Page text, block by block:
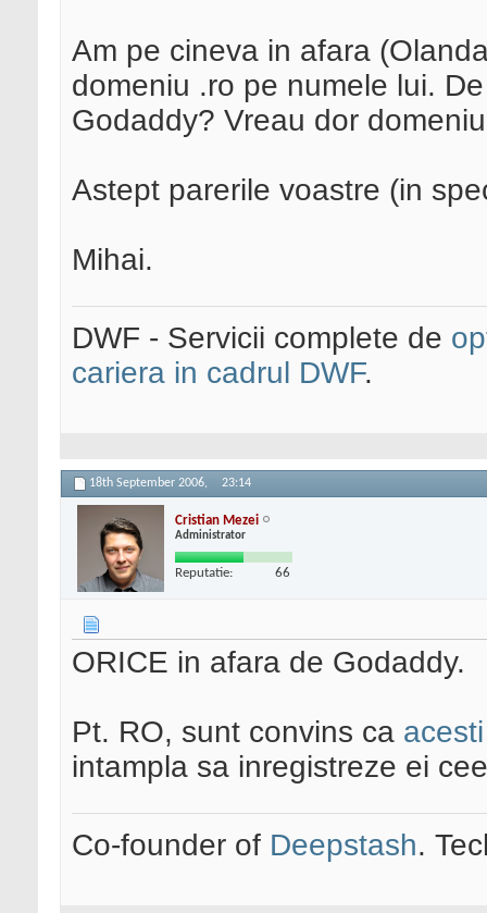
Am pe cineva in afara
domeniu .ro pe numele lui.
Godaddy? Vreau dor
Astept parerile voastre (in
Mihai.
DWF - Servicii complete de
cariera in cadrul DWF.
18th September 2006, 23:14
Cristian Mezei
Administrator
Reputatie: 66
ORICE in afara de Godaddy.
Pt. RO, sunt convins ca
intampla sa inregistreze ei
Co-founder of Deepstash.